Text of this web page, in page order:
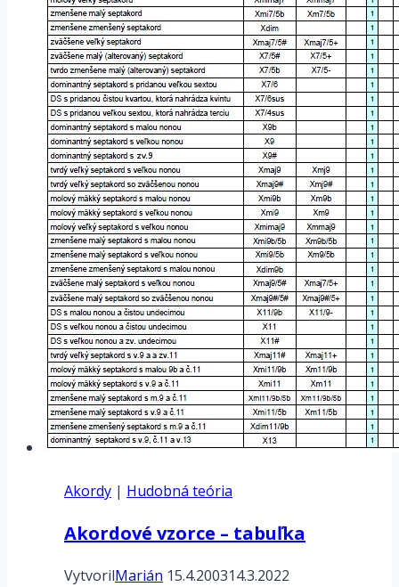
Akordy | Hudobná teória
Akordové vzorce – tabuľka
VytvorilMarián 15.4.200314.3.2022